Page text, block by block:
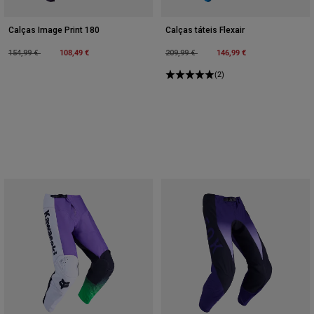
Calças Image Print 180
Price reduced from
154,99 €to 108,49 €
Calças táteis Flexair
Price reduced from
209,99 €to 146,99 €
(2)